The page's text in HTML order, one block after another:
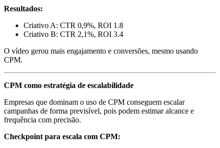
Resultados:
Criativo A: CTR 0,9%, ROI 1.8
Criativo B: CTR 2,1%, ROI 3.4
O vídeo gerou mais engajamento e conversões, mesmo usando
CPM.
CPM como estratégia de escalabilidade
Empresas que dominam o uso de CPM conseguem escalar
campanhas de forma previsível, pois podem estimar alcance e
frequência com precisão.
Checkpoint para escala com CPM: